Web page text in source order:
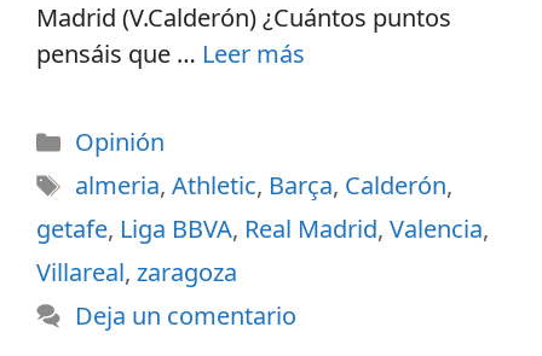
Madrid (V.Calderón) ¿Cuántos puntos
pensáis que … Leer más
Opinión
almeria, Athletic, Barça, Calderón,
getafe, Liga BBVA, Real Madrid, Valencia,
Villareal, zaragoza
Deja un comentario